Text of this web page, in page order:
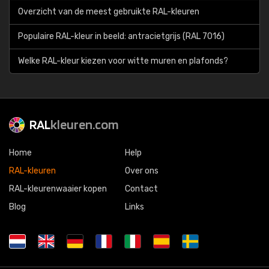
Overzicht van de meest gebruikte RAL-kleuren
Populaire RAL-kleur in beeld: antracietgrijs (RAL 7016)
Welke RAL-kleur kiezen voor witte muren en plafonds?
RALkleuren.com
Home
RAL-kleuren
RAL-kleurenwaaier kopen
Blog
Help
Over ons
Contact
Links